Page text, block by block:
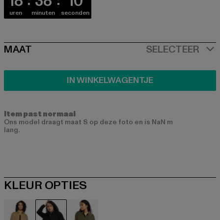
uren minuten seconden
SIZE
MAAT SELECTEER
IN WINKELWAGENTJE
Item past normaal
Ons model draagt maat S op deze foto en is NaN m
lang.
KLEUR OPTIES